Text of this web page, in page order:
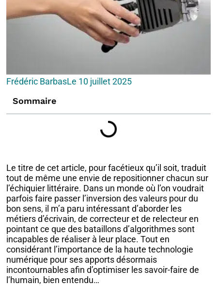
Frédéric BarbasLe 10 juillet 2025
Sommaire
Le titre de cet article, pour facétieux qu’il soit, traduit
tout de même une envie de repositionner chacun sur
l’échiquier littéraire. Dans un monde où l’on voudrait
parfois faire passer l’inversion des valeurs pour du
bon sens, il m’a paru intéressant d’aborder les
métiers d’écrivain, de correcteur et de relecteur en
pointant ce que des bataillons d’algorithmes sont
incapables de réaliser à leur place. Tout en
considérant l’importance de la haute technologie
numérique pour ses apports désormais
incontournables afin d’optimiser les savoir-faire de
l’humain, bien entendu…